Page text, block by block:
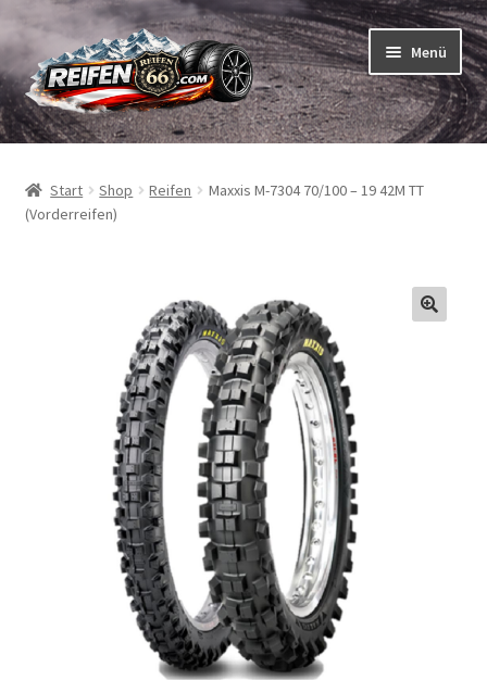
Zur
Navigation
springen
Zum
Inhalt
springen
Menü
Reifen
Schläuche
Start Shop Reifen
Maxxis M-7304 70/100 – 19 42M TT
(Vorderreifen)